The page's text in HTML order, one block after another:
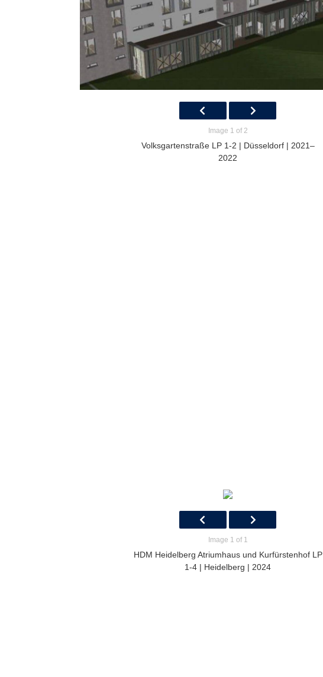
Image 1 of 2
Volksgartenstraße LP 1-2 | Düsseldorf | 2021–
2022
Image 1 of 1
HDM Heidelberg Atriumhaus und Kurfürstenhof LP
1-4 | Heidelberg | 2024